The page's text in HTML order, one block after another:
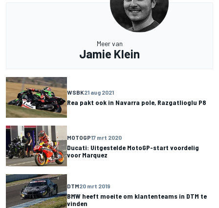
Meer van
Jamie Klein
WSBK21 aug 2021
Rea pakt ook in Navarra pole, Razgatlioglu P8
MOTOGP17 mrt 2020
Ducati: Uitgestelde MotoGP-start voordelig
voor Marquez
DTM20 mrt 2019
BMW heeft moeite om klantenteams in DTM te
vinden